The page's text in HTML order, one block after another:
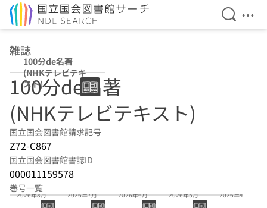
検索を
メ
雑誌
100分de名著
(NHKテレビテキ
スト)
100分de名著
(NHKテレビテキスト)
国立国会図書館請求記号
Z72-C867
国立国会図書館書誌ID
000011159578
巻号一覧
2026年8月 2026年7月 2026年6月 2026年5月 2026年4月